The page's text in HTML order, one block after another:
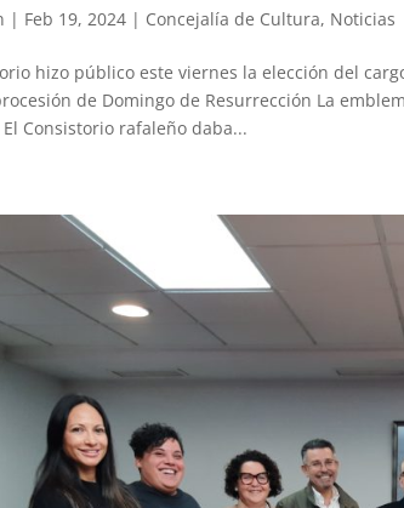
| Feb 19, 2024 | Concejalía de Cultura, Noticias
hizo público este viernes la elección del
de Domingo de Resurrección La
Consistorio rafaleño daba...